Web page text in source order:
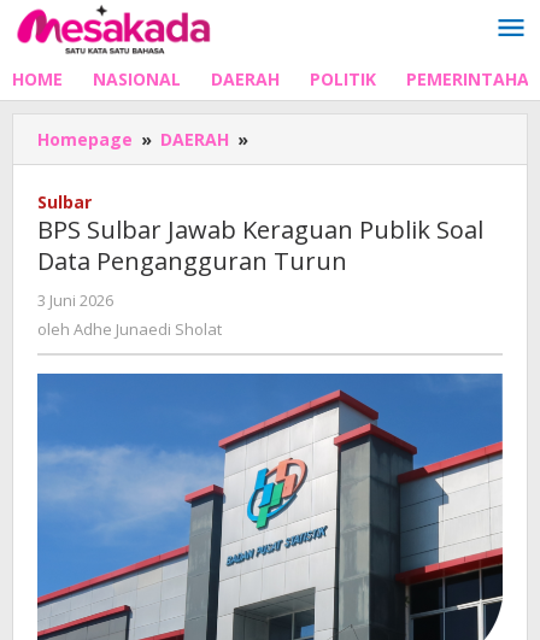
Lewati
ke
HOME NASIONAL DAERAH POLITIK
Homepage » DAERAH »
Sulbar
Publik
Soal
Sulbar
BPS Sulbar Jawab Keraguan Publik Soal
Data Pengangguran Turun
3 Juni 2026
oleh Adhe Junaedi Sholat